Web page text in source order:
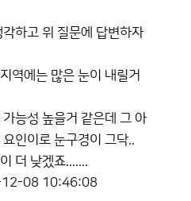
하고 위 질문에 답변하자
역에는 많은 눈이 내릴거
능성 높을거 같은데 그 아
인이로 눈구경이 그닥..
더 낮겠죠.......
08 10:46:08